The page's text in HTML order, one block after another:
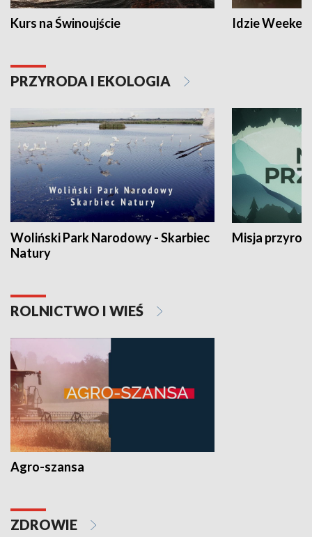
Kurs na Świnoujście Idzie
PRZYRODA I EKOLOGIA
Woliński Park Narodowy - Skarbiec
Natury
Misja
ROLNICTWO I WIEŚ
Agro-szansa
ZDROWIE